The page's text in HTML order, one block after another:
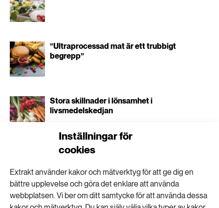
Inställningar för
cookies
Extrakt använder kakor och mätverktyg för att ge dig en
bättre upplevelse och göra det enklare att använda
webbplatsen. Vi ber om ditt samtycke för att använda dessa
”Ultraprocessad mat är ett trubbigt
begrepp”
Stora skillnader i lönsamhet i
livsmedelskedjan
Miljonprogrammets